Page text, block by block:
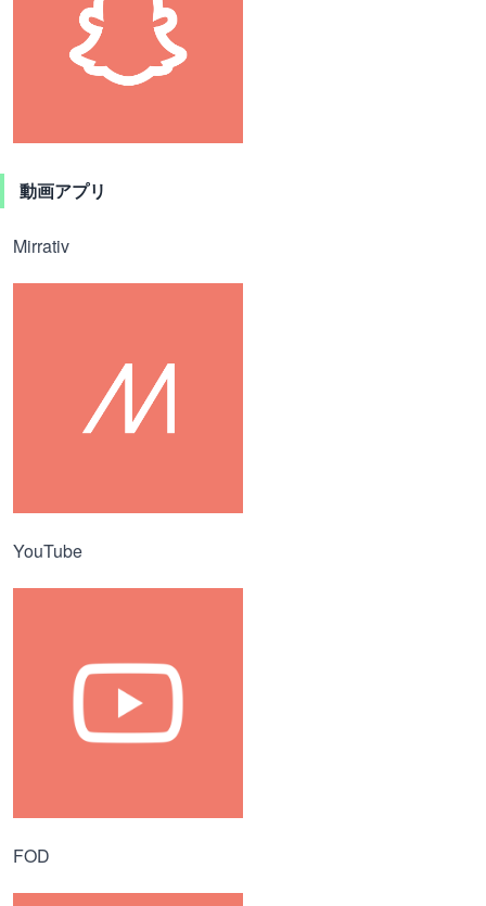
動画アプリ
Mirrativ
YouTube
FOD